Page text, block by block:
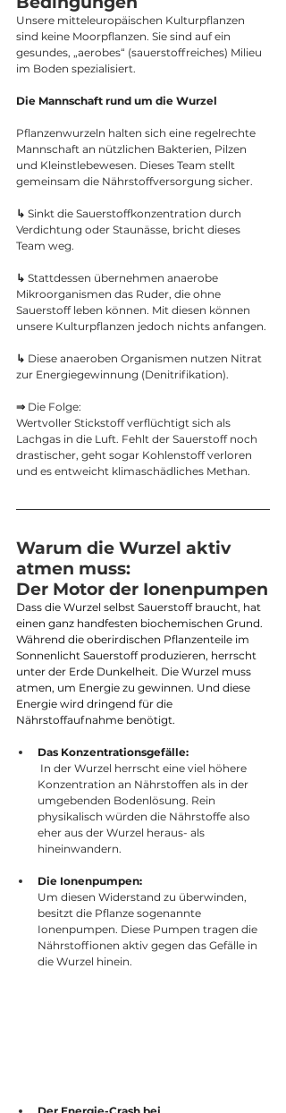
Unsere mitteleuropäischen Kulturpflanzen
sind keine Moorpflanzen. Sie sind auf ein
gesundes, „aerobes“ (sauerstoffreiches) Milieu
im Boden spezialisiert.
Die Mannschaft rund um die Wurzel
Pflanzenwurzeln halten sich eine regelrechte
Mannschaft an nützlichen Bakterien, Pilzen
und Kleinstlebewesen. Dieses Team stellt
gemeinsam die Nährstoffversorgung sicher.
↳ Sinkt die Sauerstoffkonzentration durch
Verdichtung oder Staunässe, bricht dieses
Team weg.
↳ Stattdessen übernehmen anaerobe
Mikroorganismen das Ruder, die ohne
Sauerstoff leben können. Mit diesen können
unsere Kulturpflanzen jedoch nichts anfangen.
↳ Diese anaeroben Organismen nutzen Nitrat
zur Energiegewinnung (Denitrifikation).
⇒ Die Folge:
Wertvoller Stickstoff verflüchtigt sich als
Lachgas in die Luft. Fehlt der Sauerstoff noch
drastischer, geht sogar Kohlenstoff verloren
und es entweicht klimaschädliches Methan.
Warum die Wurzel aktiv
atmen muss:
Der Motor der Ionenpumpen
Dass die Wurzel selbst Sauerstoff braucht, hat
einen ganz handfesten biochemischen Grund.
Während die oberirdischen Pflanzenteile im
Sonnenlicht Sauerstoff produzieren, herrscht
unter der Erde Dunkelheit. Die Wurzel muss
atmen, um Energie zu gewinnen. Und diese
Energie wird dringend für die
Nährstoffaufnahme benötigt.
Das Konzentrationsgefälle:
In der Wurzel herrscht eine viel höhere
Konzentration an Nährstoffen als in der
umgebenden Bodenlösung. Rein
physikalisch würden die Nährstoffe also
eher aus der Wurzel heraus- als
hineinwandern.
Die Ionenpumpen:
Um diesen Widerstand zu überwinden,
besitzt die Pflanze sogenannte
Ionenpumpen. Diese Pumpen tragen die
Nährstoffionen aktiv gegen das Gefälle in
die Wurzel hinein.